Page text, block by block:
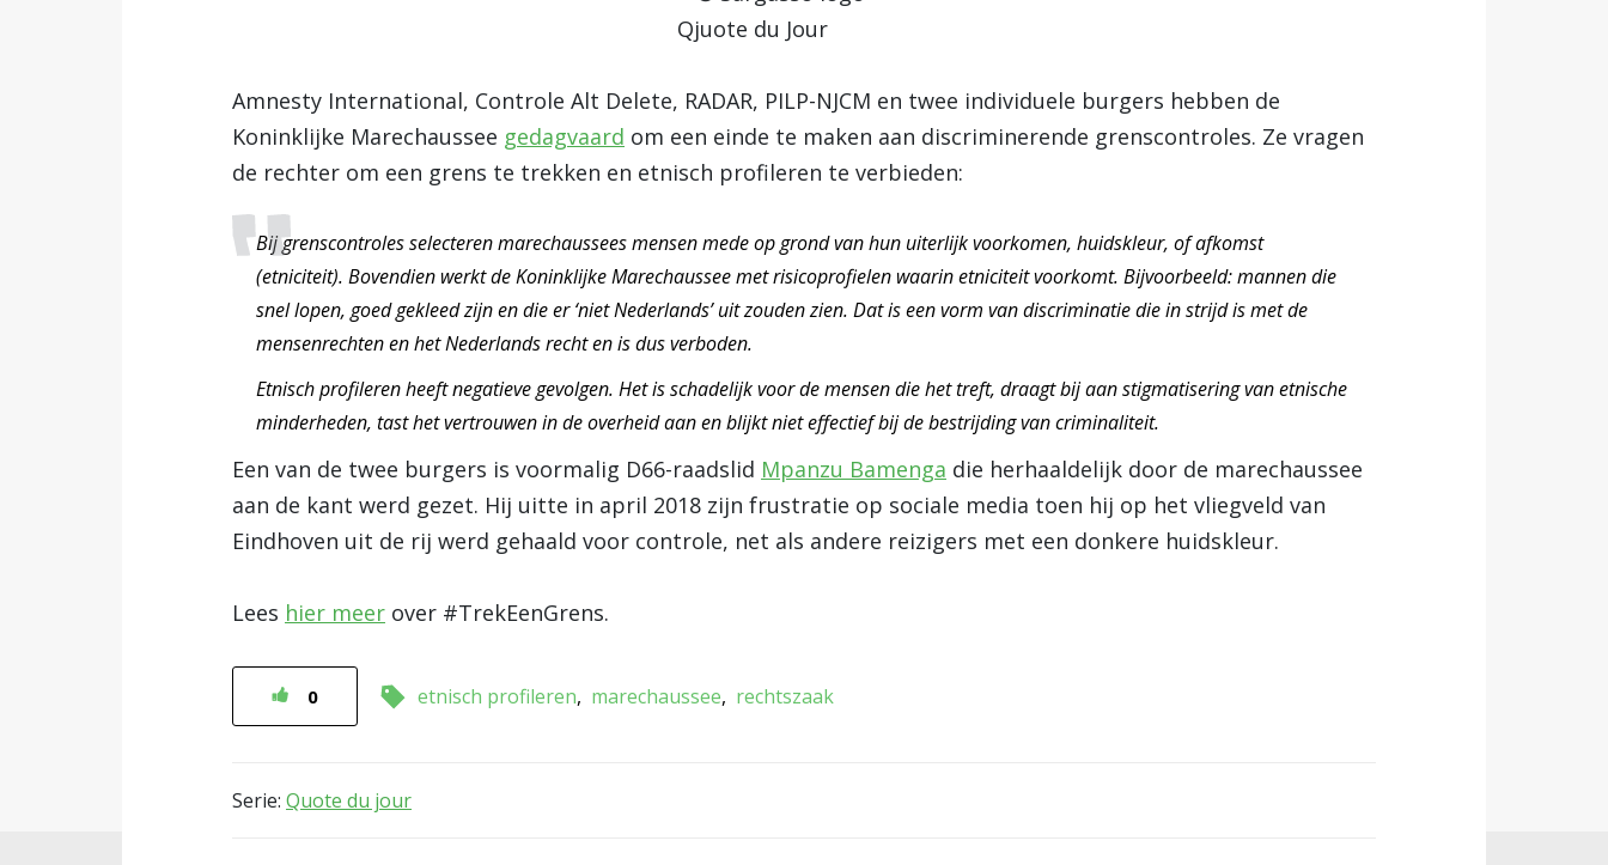
Amnesty International, Controle Alt Delete, RADAR, PILP-NJCM en twee individuele burgers hebben de
Koninklijke Marechaussee gedagvaard om een einde te maken aan discriminerende grenscontroles. Ze vragen
de rechter om een grens te trekken en etnisch profileren te verbieden:
Bij grenscontroles selecteren marechaussees mensen mede op grond van hun uiterlijk voorkomen, huidskleur, of afkomst
(etniciteit). Bovendien werkt de Koninklijke Marechaussee met risicoprofielen waarin etniciteit voorkomt. Bijvoorbeeld: mannen die
snel lopen, goed gekleed zijn en die er ‘niet Nederlands’ uit zouden zien. Dat is een vorm van discriminatie die in strijd is met de
mensenrechten en het Nederlands recht en is dus verboden.
Etnisch profileren heeft negatieve gevolgen. Het is schadelijk voor de mensen die het treft, draagt bij aan stigmatisering van etnische
minderheden, tast het vertrouwen in de overheid aan en blijkt niet effectief bij de bestrijding van criminaliteit.
Een van de twee burgers is voormalig D66-raadslid Mpanzu Bamenga die herhaaldelijk door de marechaussee
aan de kant werd gezet. Hij uitte in april 2018 zijn frustratie op sociale media toen hij op het vliegveld van
Eindhoven uit de rij werd gehaald voor controle, net als andere reizigers met een donkere huidskleur.
Lees hier meer over #TrekEenGrens.
0 etnisch profileren marechaussee rechtszaak
Serie: Quote du jour